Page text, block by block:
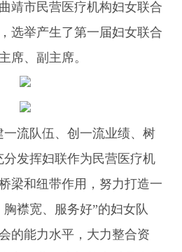
市民营医疗机构妇女联合
选举产生了第一届妇女联合
席、副主席。
流队伍、创一流业绩、树
发挥妇联作为民营医疗机
梁和纽带作用，努力打造一
襟宽、服务好”的妇女队
的能力水平，大力整合资